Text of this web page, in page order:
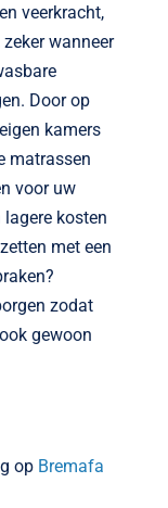
veerkracht,
wanneer
Door op
kamers
matrassen
voor uw
kosten
met een
zodat
gewoon
op Bremafa